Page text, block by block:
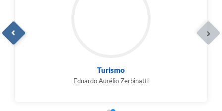
Cultura
Luzia Aparecida de Brito Girade